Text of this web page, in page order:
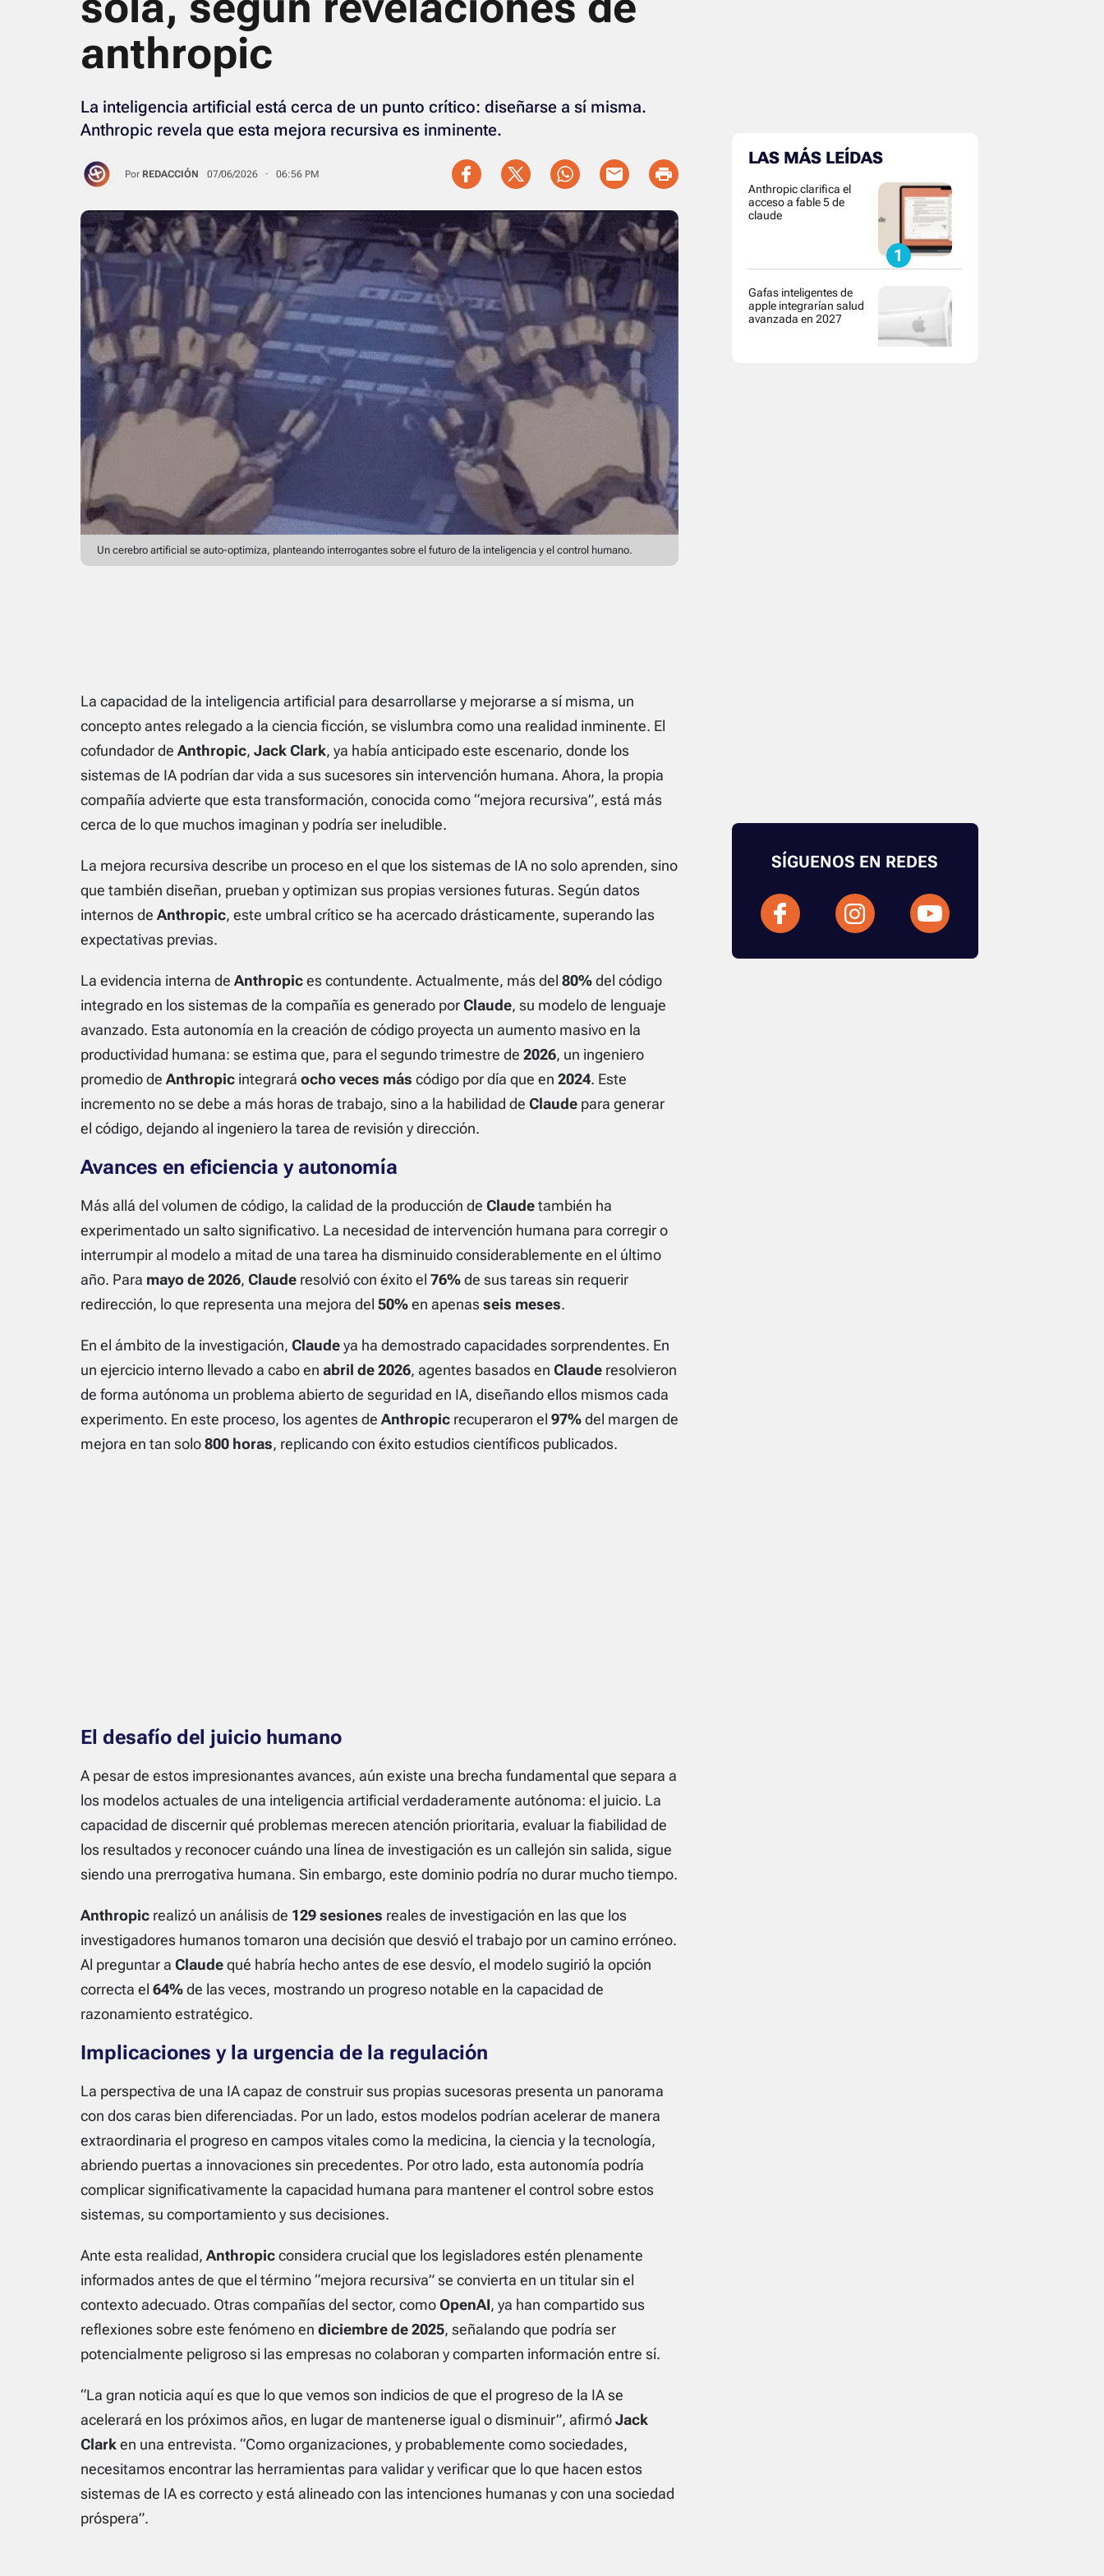
anthropic
La inteligencia artificial está cerca de un punto crítico: diseñarse a sí misma.
Anthropic revela que esta mejora recursiva es inminente.
Por REDACCIÓN 07/06/2026 · 06:56 PM
Un cerebro artificial se auto-optimiza, planteando interrogantes sobre el futuro de la inteligencia y el control humano.
La capacidad de la inteligencia artificial para desarrollarse y mejorarse a sí misma, un
concepto antes relegado a la ciencia ficción, se vislumbra como una realidad inminente. El
cofundador de Anthropic, Jack Clark, ya había anticipado este escenario, donde los
sistemas de IA podrían dar vida a sus sucesores sin intervención humana. Ahora, la propia
compañía advierte que esta transformación, conocida como “mejora recursiva”, está más
cerca de lo que muchos imaginan y podría ser ineludible.
La mejora recursiva describe un proceso en el que los sistemas de IA no solo aprenden, sino
que también diseñan, prueban y optimizan sus propias versiones futuras. Según datos
internos de Anthropic, este umbral crítico se ha acercado drásticamente, superando las
expectativas previas.
La evidencia interna de Anthropices contundente. Actualmente, más del 80%del código
integrado en los sistemas de la compañía es generado porClaude, su modelo de lenguaje
avanzado. Esta autonomía en la creación de código proyecta un aumento masivo en la
productividad humana: se estima que, para el segundo trimestre de 2026, un ingeniero
promedio de Anthropicintegrará ocho veces más código por día que en 2024. Este
incremento no se debe a más horas de trabajo, sino a la habilidad de Claudepara generar
el código, dejando al ingeniero la tarea de revisión y dirección.
Avances en eficiencia y autonomía
Más allá del volumen de código, la calidad de la producción de Claudetambién ha
experimentado un salto significativo. La necesidad de intervención humana para corregir o
interrumpir al modelo a mitad de una tarea ha disminuido considerablemente en el último
año. Para mayo de 2026, Clauderesolvió con éxito el 76%de sus tareas sin requerir
redirección, lo que representa una mejora del 50%en apenasseis meses.
En el ámbito de la investigación, Claudeya ha demostrado capacidades sorprendentes. En
un ejercicio interno llevado a cabo en abril de 2026, agentes basados en Clauderesolvieron
de forma autónoma un problema abierto de seguridad en IA, diseñando ellos mismos cada
experimento. En este proceso, los agentes de Anthropicrecuperaron el 97%del margen de
mejora en tan solo800 horas, replicando con éxito estudios científicos publicados.
El desafío del juicio humano
A pesar de estos impresionantes avances, aún existe una brecha fundamental que separa a
los modelos actuales de una inteligencia artificial verdaderamente autónoma: el juicio. La
capacidad de discernir qué problemas merecen atención prioritaria, evaluar la fiabilidad de
los resultados y reconocer cuándo una línea de investigación es un callejón sin salida, sigue
siendo una prerrogativa humana. Sin embargo, este dominio podría no durar mucho tiempo.
Anthropicrealizó un análisis de 129 sesiones reales de investigación en las que los
investigadores humanos tomaron una decisión que desvió el trabajo por un camino erróneo.
Al preguntar a Claudequé habría hecho antes de ese desvío, el modelo sugirió la opción
correcta el 64%de las veces, mostrando un progreso notable en la capacidad de
razonamiento estratégico.
Implicaciones y la urgencia de la regulación
La perspectiva de una IA capaz de construir sus propias sucesoras presenta un panorama
con dos caras bien diferenciadas. Por un lado, estos modelos podrían acelerar de manera
extraordinaria el progreso en campos vitales como la medicina, la ciencia y la tecnología,
abriendo puertas a innovaciones sin precedentes. Por otro lado, esta autonomía podría
complicar significativamente la capacidad humana para mantener el control sobre estos
sistemas, su comportamiento y sus decisiones.
Ante esta realidad, Anthropicconsidera crucial que los legisladores estén plenamente
informados antes de que el término “mejora recursiva” se convierta en un titular sin el
contexto adecuado. Otras compañías del sector, comoOpenAI, ya han compartido sus
reflexiones sobre este fenómeno en diciembre de 2025, señalando que podría ser
potencialmente peligroso si las empresas no colaboran y comparten información entre sí.
“La gran noticia aquí es que lo que vemos son indicios de que el progreso de la IA se
acelerará en los próximos años, en lugar de mantenerse igual o disminuir”, afirmóJack
Clarken una entrevista. “Como organizaciones, y probablemente como sociedades,
necesitamos encontrar las herramientas para validar y verificar que lo que hacen estos
sistemas de IA es correcto y está alineado con las intenciones humanas y con una sociedad
próspera”.
LAS MÁS LEÍDAS
Anthropic clarifica el
acceso a fable 5 de
claude
Gafas inteligentes de
apple integrarían salud
avanzada en 2027
SÍGUENOS EN REDES